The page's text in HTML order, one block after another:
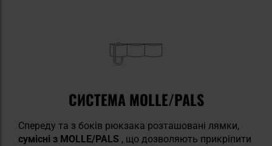
СИСТЕМА MOLLE/PALS
Спереду та з боків рюкзака розташовані лямки,
сумісні з MOLLE/PALS , що дозволяють прикріпити